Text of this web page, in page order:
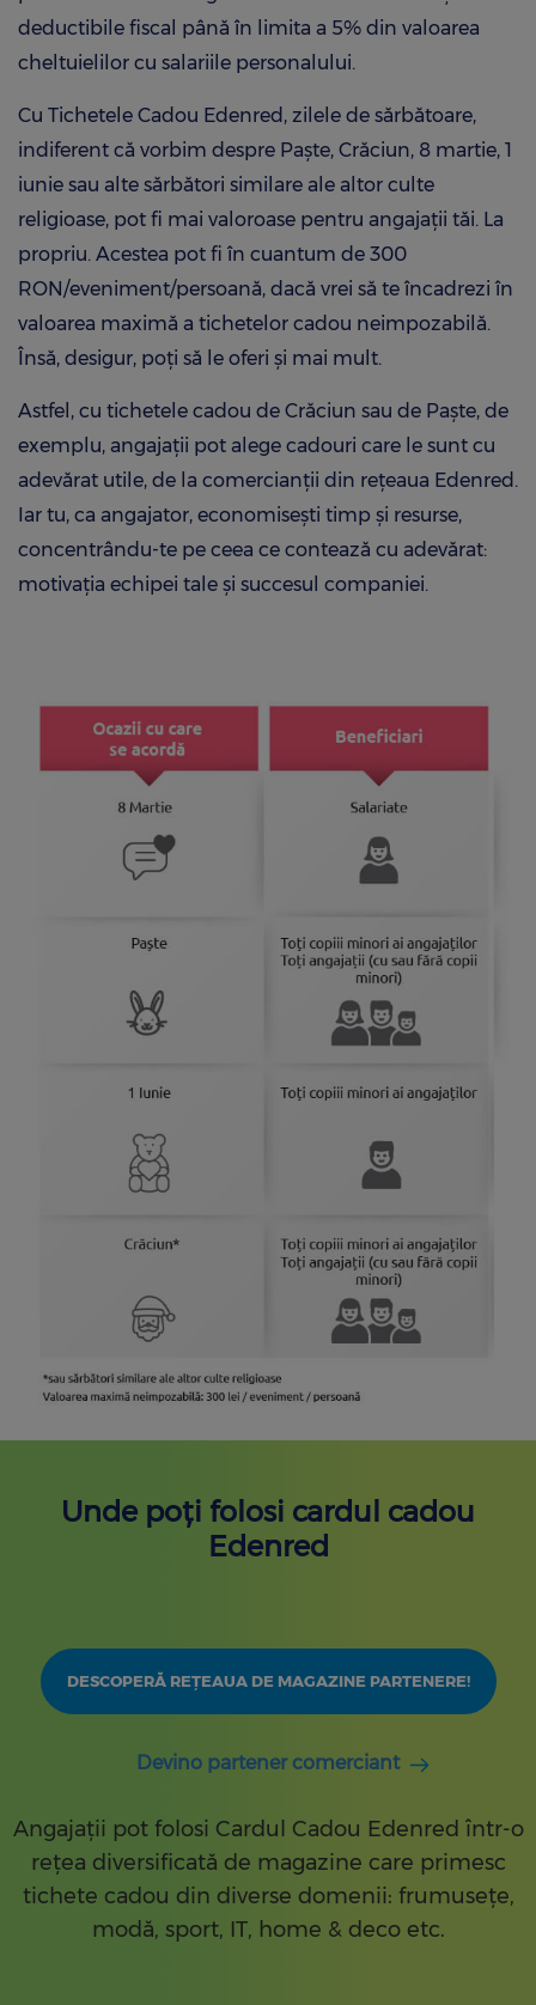
deductibile fiscal până în limita a 5% din valoarea
cheltuielilor cu salariile personalului.
Cu Tichetele Cadou Edenred, zilele de sărbătoare,
indiferent că vorbim despre Paște, Crăciun, 8 martie, 1
iunie sau alte sărbători similare ale altor culte
religioase, pot fi mai valoroase pentru angajații tăi. La
propriu. Acestea pot fi în cuantum de 300
RON/eveniment/persoană, dacă vrei să te încadrezi în
valoarea maximă a tichetelor cadou neimpozabilă.
Însă, desigur, poți să le oferi și mai mult.
Astfel, cu tichetele cadou de Crăciun sau de Paște, de
exemplu, angajații pot alege cadouri care le sunt cu
adevărat utile, de la comercianții din rețeaua Edenred.
Iar tu, ca angajator, economisești timp și resurse,
concentrându-te pe ceea ce contează cu adevărat:
motivația echipei tale și succesul companiei.
Unde poți folosi cardul cadou
Edenred
DESCOPERĂ REȚEAUA DE MAGAZINE PARTENERE!
Devino partener comerciant
Angajații pot folosi Cardul Cadou Edenred într-o
rețea diversificată de magazine care primesc
tichete cadou din diverse domenii: frumusețe,
modă, sport, IT, home & deco etc.